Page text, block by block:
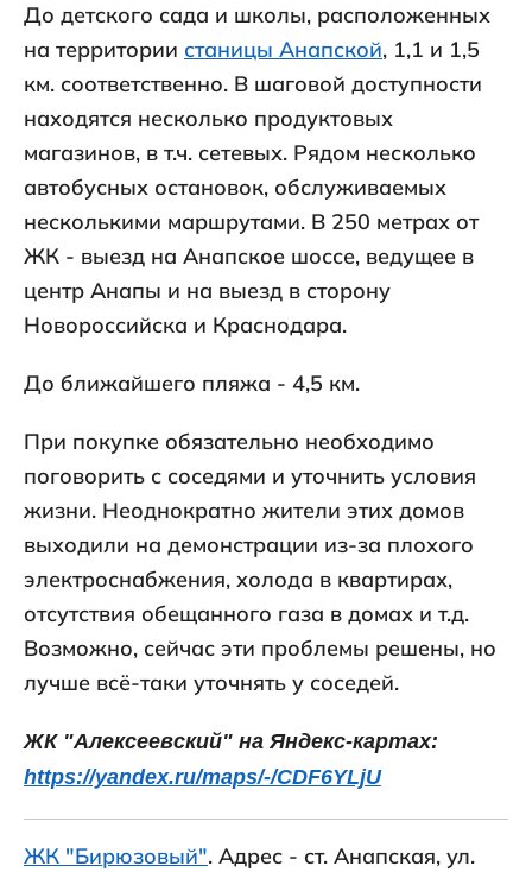
До детского сада и школы, расположенных
на территории станицы Анапской, 1,1 и 1,5
км. соответственно. В шаговой доступности
находятся несколько продуктовых
магазинов, в т.ч. сетевых. Рядом несколько
автобусных остановок, обслуживаемых
несколькими маршрутами. В 250 метрах от
ЖК - выезд на Анапское шоссе, ведущее в
центр Анапы и на выезд в сторону
Новороссийска и Краснодара.
До ближайшего пляжа - 4,5 км.
При покупке обязательно необходимо
поговорить с соседями и уточнить условия
жизни. Неоднократно жители этих домов
выходили на демонстрации из-за плохого
электроснабжения, холода в квартирах,
отсутствия обещанного газа в домах и т.д.
Возможно, сейчас эти проблемы решены, но
лучше всё-таки уточнять у соседей.
ЖК "Алексеевский" на Яндекс-картах:
https://yandex.ru/maps/-/CDF6YLjU
ЖК "Бирюзовый". Адрес - ст. Анапская, ул.